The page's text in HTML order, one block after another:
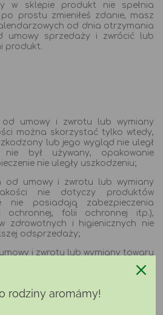
w sklepie produkt nie spełnia
po prostu zmieniłeś zdanie, masz
od dnia otrzymania
umowy sprzedaży i zwrócić lub
produkt.
umowy i zwrotu lub wymiany
można skorzystać tylko wtedy,
lub jego wygląd nie uległ
nie był używany, opakowanie
nie uległy uszkodzeniu;
od umowy i zwrotu lub wymiany
nie dotyczy produktów
nie posiadają zabezpieczenia
ochronnej, folii ochronnej itp.),
zdrowotnych i higienicznych nie
odsprzedaży;
i zwrotu lub wymiany towaru
innych produktów, które
dostarczeniu i nie nadają się do
rodziny aromámy!